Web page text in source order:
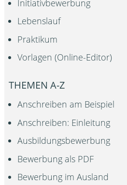
Initiativbewerbung
Lebenslauf
Praktikum
Vorlagen (Online-Editor)
THEMEN A-Z
Anschreiben am Beispiel
Anschreiben: Einleitung
Ausbildungsbewerbung
Bewerbung als PDF
Bewerbung im Ausland